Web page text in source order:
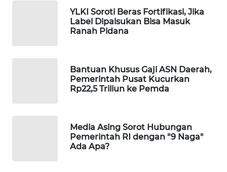
YLKI Soroti Beras Fortifikasi, Jika
Label Dipalsukan Bisa Masuk
Ranah Pidana
Bantuan Khusus Gaji ASN Daerah,
Pemerintah Pusat Kucurkan
Rp22,5 Triliun ke Pemda
Media Asing Sorot Hubungan
Pemerintah RI dengan "9 Naga"
Ada Apa?
OTOMOTIF